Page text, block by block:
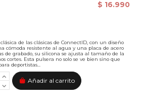
$ 16.990
de las clásicas de ConnectID, con un diseño
cómoda resistente al agua y una placa de acero
de grabado, su silicona se ajusta al tamaño de la
cortes. Esta pulsera no solo se ve bien sino que
deportistas...
Añadir al carrito